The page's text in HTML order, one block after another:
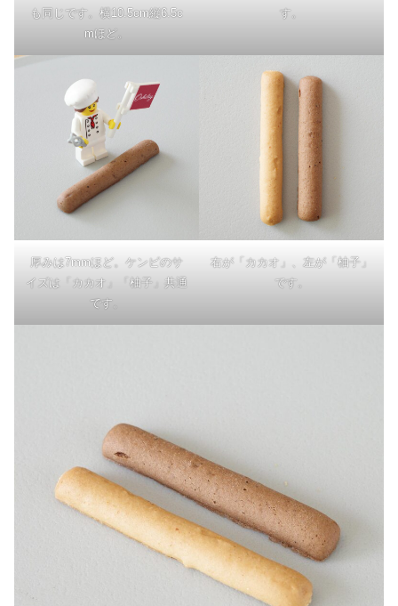
も同じです。横10.5cm縦6.5c
mほど。
す。
厚みは7mmほど。ケンピのサ
イズは「カカオ」「柚子」共通
です。
右が「カカオ」、左が「柚子」
です。